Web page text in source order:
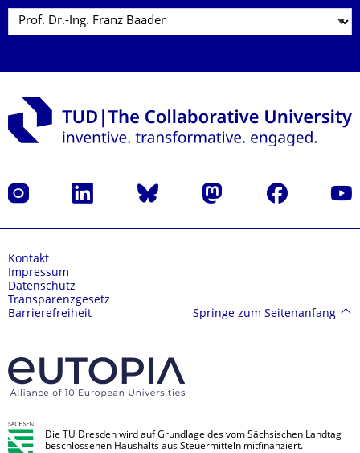
Instagram LinkedIn Bluesky Mastodon Facebook
Kontakt
Impressum
Datenschutz
Transparenzgesetz
Barrierefreiheit
Springe zum Seitenanfang
Die TU Dresden wird auf Grundlage des vom Sächsischen Landtag
beschlossenen Haushalts aus Steuermitteln mitfinanziert.